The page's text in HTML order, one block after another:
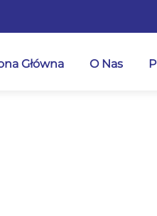
Główna O Nas